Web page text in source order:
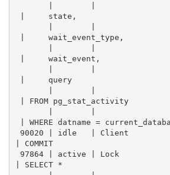
|     state,
|     wait_event_type,
|     wait_event,
|     query
| FROM pg_stat_activity
| WHERE datname =
90020 | idle   | Client
| COMMIT
97864 | active | Lock
| SELECT *